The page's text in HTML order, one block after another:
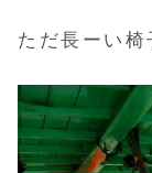
ただ長ーい椅